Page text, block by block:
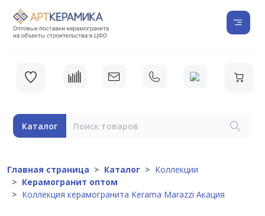
Каталог
Главная страница Каталог
Коллекции
Керамогранит оптом
Коллекция керамогранита Kerama Marazzi Акация